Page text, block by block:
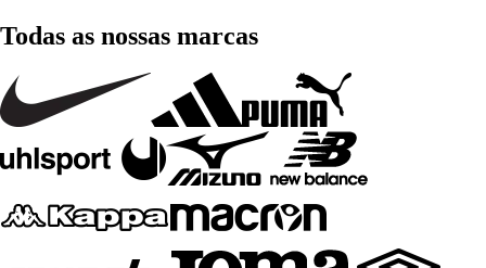
Todas as nossas marcas